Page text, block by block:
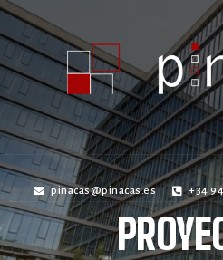
pinacas@pinacas.es +34